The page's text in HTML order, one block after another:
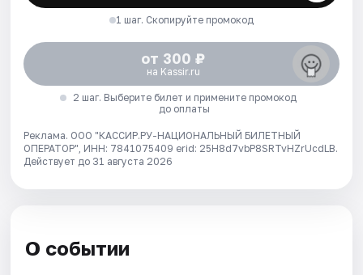
1 шаг. Скопируйте промокод
от 300 ₽
на Kassir.ru
2 шаг. Выберите билет и примените промокод
до оплаты
Реклама. ООО "КАССИР.РУ-НАЦИОНАЛЬНЫЙ БИЛЕТНЫЙ
ОПЕРАТОР", ИНН: 7841075409 erid: 25H8d7vbP8SRTvHZrUcdLB.
Действует до 31 августа 2026
О событии